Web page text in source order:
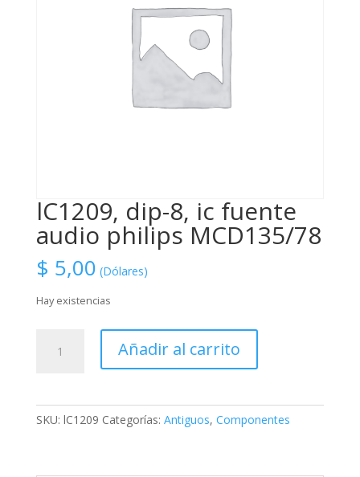
lC1209, dip-8, ic fuente
audio philips MCD135/78
$ 5,00 (Dólares)
Hay existencias
fuente
Añadir al carrito
SKU: lC1209 Categorías: Antiguos, Componentes